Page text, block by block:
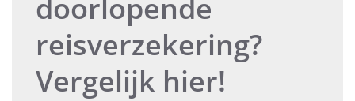
doorlopende
reisverzekering?
Vergelijk hier!